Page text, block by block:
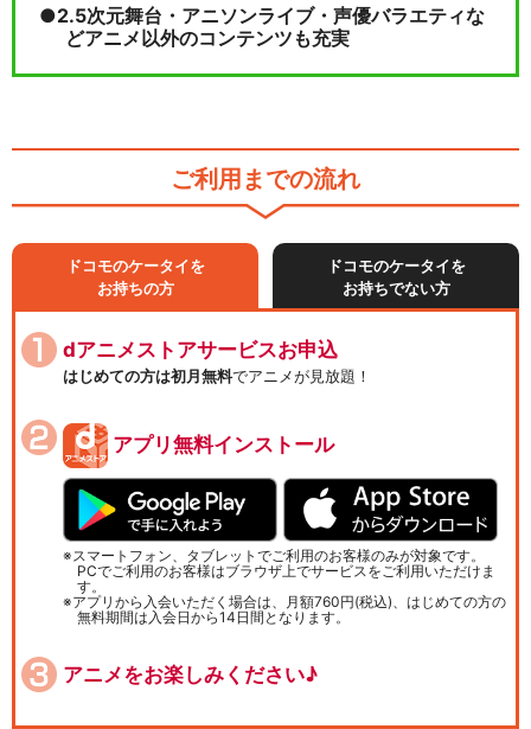
2.5次元舞台・アニソンライブ・声優バラエティな
どアニメ以外のコンテンツも充実
ご利用までの流れ
ドコモのケータイを
お持ちの方
ドコモのケータイを
お持ちでない方
dアニメストアサービスお申込
はじめての方は初月無料でアニメが見放題！
アプリ無料インストール
スマートフォン、タブレットでご利用のお客様のみが対象です。
PCでご利用のお客様はブラウザ上でサービスをご利用いただけま
す。
アプリから入会いただく場合は、月額760円(税込)、はじめての方の
無料期間は入会日から14日間となります。
アニメをお楽しみください♪